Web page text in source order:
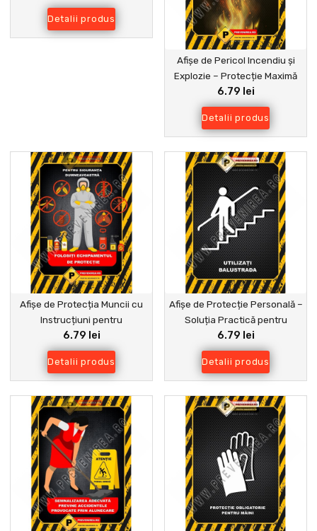
Detalii produs
Afișe de Pericol Incendiu și
Explozie – Protecție Maximă
pentru Angajați
6.79 lei
Detalii produs
Afișe de Protecția Muncii cu
Instrucțiuni pentru
Echipamente de Siguranță
6.79 lei
Detalii produs
Afișe de Protecție Personală –
Soluția Practică pentru
Prevenirea Accidentelor
6.79 lei
Detalii produs